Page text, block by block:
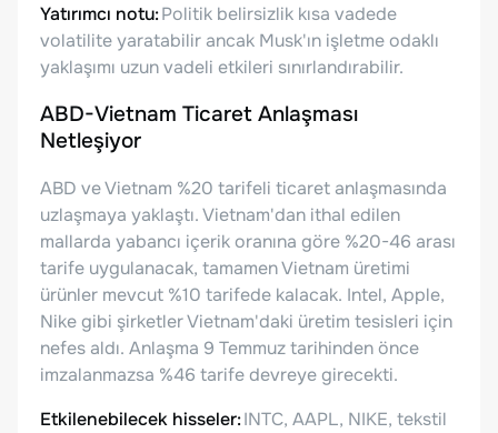
Yatırımcı notu:Politik belirsizlik kısa vadede
volatilite yaratabilir ancak Musk'ın işletme odaklı
yaklaşımı uzun vadeli etkileri sınırlandırabilir.
ABD-Vietnam Ticaret Anlaşması
Netleşiyor
ABD ve Vietnam %20 tarifeli ticaret anlaşmasında
uzlaşmaya yaklaştı. Vietnam'dan ithal edilen
mallarda yabancı içerik oranına göre %20-46 arası
tarife uygulanacak, tamamen Vietnam üretimi
ürünler mevcut %10 tarifede kalacak. Intel, Apple,
Nike gibi şirketler Vietnam'daki üretim tesisleri için
nefes aldı. Anlaşma 9 Temmuz tarihinden önce
imzalanmazsa %46 tarife devreye girecekti.
Etkilenebilecek hisseler:INTC, AAPL, NIKE, tekstil